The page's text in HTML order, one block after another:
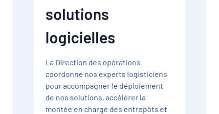
solutions
logicielles
La Direction des opérations
coordonne nos experts logisticiens
pour accompagner le déploiement
de nos solutions, accélérer la
montée en charge des entrepôts et